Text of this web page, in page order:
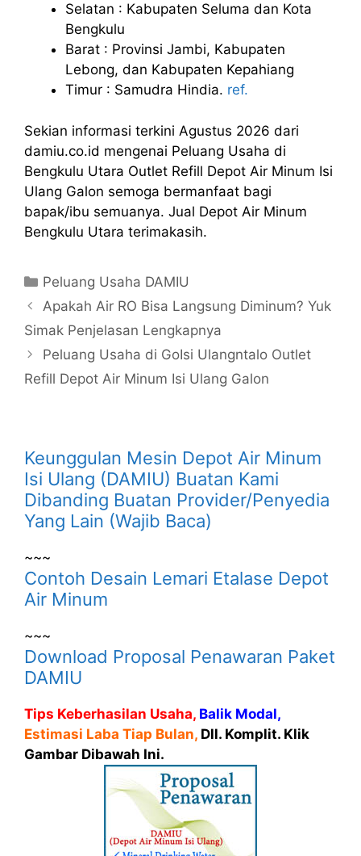
Selatan : Kabupaten Seluma dan Kota
Bengkulu
Barat : Provinsi Jambi, Kabupaten
Lebong, dan Kabupaten Kepahiang
Timur : Samudra Hindia. ref.
Sekian informasi terkini Agustus 2026 dari
damiu.co.id mengenai Peluang Usaha di
Bengkulu Utara Outlet Refill Depot Air Minum Isi
Ulang Galon semoga bermanfaat bagi
bapak/ibu semuanya. Jual Depot Air Minum
Bengkulu Utara terimakasih.
Kategori
Peluang Usaha DAMIU
Apakah Air RO Bisa Langsung Diminum? Yuk
Simak Penjelasan Lengkapnya
Peluang Usaha di GoIsi Ulangntalo Outlet
Refill Depot Air Minum Isi Ulang Galon
Keunggulan Mesin Depot Air Minum
Isi Ulang (DAMIU) Buatan Kami
Dibanding Buatan Provider/Penyedia
Yang Lain (Wajib Baca)
~~~
Contoh Desain Lemari Etalase Depot
Air Minum
~~~
Download Proposal Penawaran Paket
DAMIU
Tips Keberhasilan Usaha, Balik Modal,
Estimasi Laba Tiap Bulan, Dll. Komplit. Klik
Gambar Dibawah Ini.